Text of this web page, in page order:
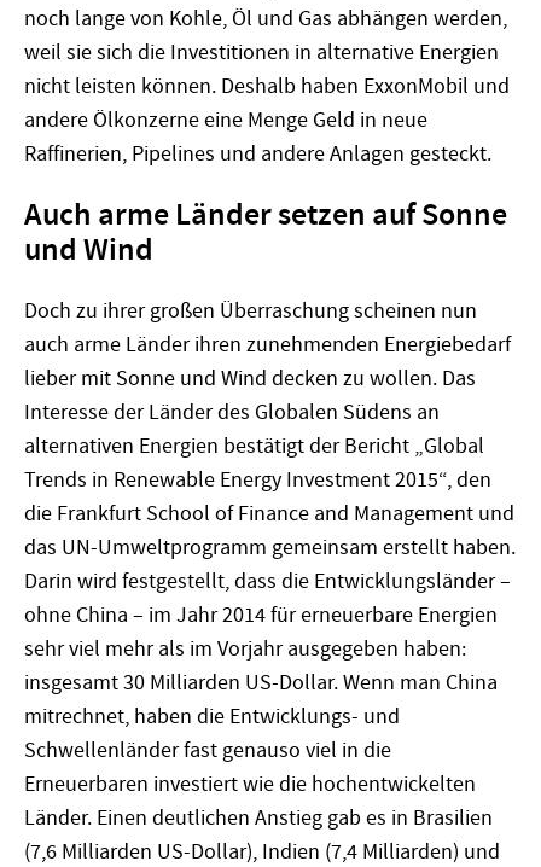
noch lange von Kohle, Öl und Gas abhängen werden,
weil sie sich die Investitionen in alternative Energien
nicht leisten können. Deshalb haben ExxonMobil und
andere Ölkonzerne eine Menge Geld in neue
Raffinerien, Pipelines und andere Anlagen gesteckt.
Auch arme Länder setzen auf Sonne
und Wind
Doch zu ihrer großen Überraschung scheinen nun
auch arme Länder ihren zunehmenden Energiebedarf
lieber mit Sonne und Wind decken zu wollen. Das
Interesse der Länder des Globalen Südens an
alternativen Energien bestätigt der Bericht „Global
Trends in Renewable Energy Investment 2015“, den
die Frankfurt School of Finance and Management und
das UN-Umweltprogramm gemeinsam erstellt haben.
Darin wird festgestellt, dass die Entwicklungsländer –
ohne China – im Jahr 2014 für erneuerbare Energien
sehr viel mehr als im Vorjahr ausgegeben haben:
insgesamt 30 Milliarden US-Dollar. Wenn man China
mitrechnet, haben die Entwicklungs- und
Schwellenländer fast genauso viel in die
Erneuerbaren investiert wie die hochentwickelten
Länder. Einen deutlichen Anstieg gab es in Brasilien
(7,6 Milliarden US-Dollar), Indien (7,4 Milliarden) und